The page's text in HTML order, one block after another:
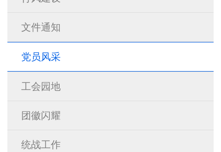
文件通知
党员风采
工会园地
团徽闪耀
统战工作